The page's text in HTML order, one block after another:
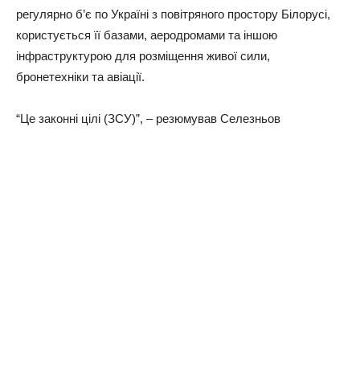
регулярно б’є по Україні з повітряного простору Білорусі,
користується її базами, аеродромами та іншою
інфраструктурою для розміщення живої сили,
бронетехніки та авіації.
“Це законнi цiлi (ЗСУ)”, – резюмував Селезньов